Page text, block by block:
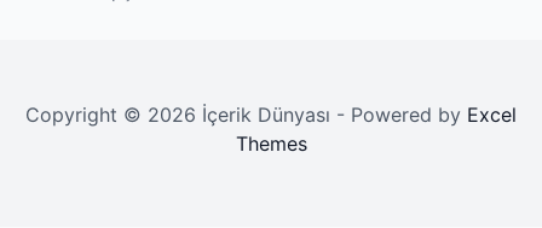
Copyright © 2026 İçerik Dünyası - Powered by Excel
Themes